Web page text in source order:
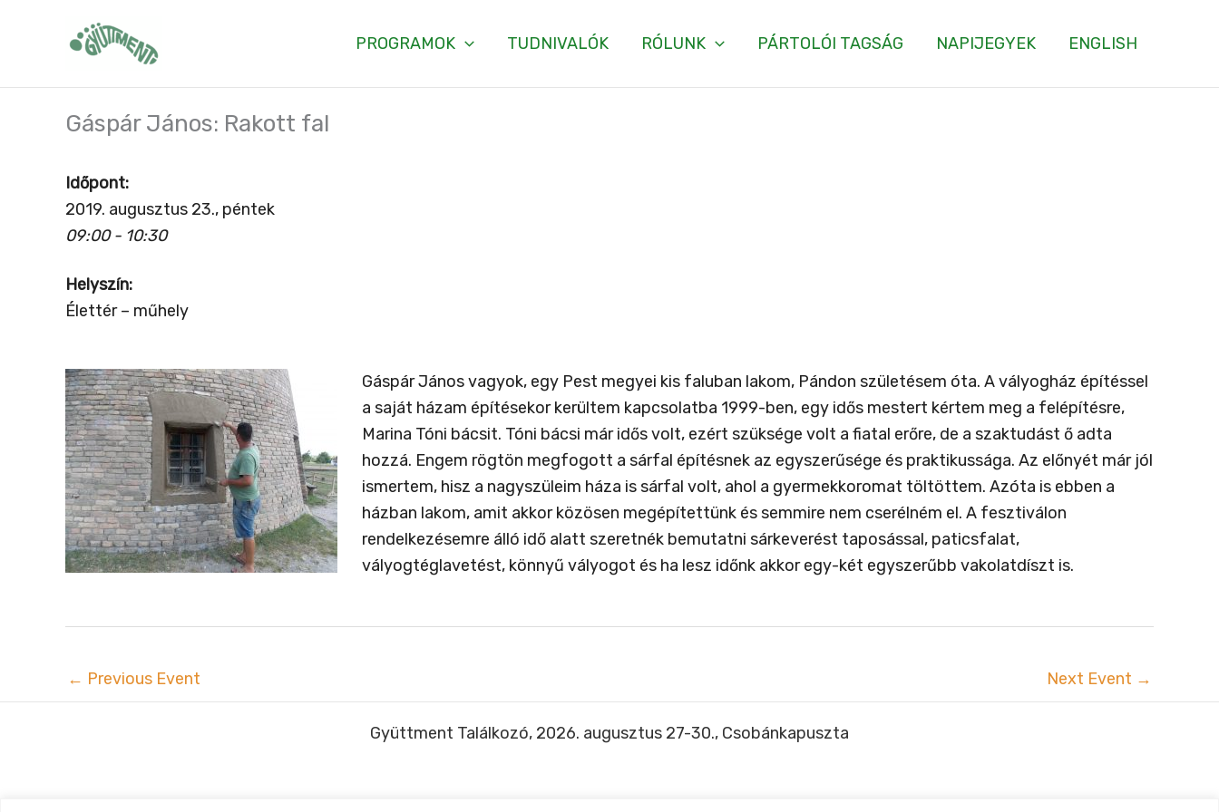
PROGRAMOK TUDNIVALÓK RÓLUNK PÁRTOLÓI TAGSÁG NAPIJEGYEK ENGLISH
Gáspár János: Rakott fal
Időpont:
2019. augusztus 23., péntek
09:00 - 10:30
Helyszín:
Élettér – műhely
Gáspár János vagyok, egy Pest megyei kis faluban lakom, Pándon születésem óta. A vályogház építéssel
a saját házam építésekor kerültem kapcsolatba 1999-ben, egy idős mestert kértem meg a felépítésre,
Marina Tóni bácsit. Tóni bácsi már idős volt, ezért szüksége volt a fiatal erőre, de a szaktudást ő adta
hozzá. Engem rögtön megfogott a sárfal építésnek az egyszerűsége és praktikussága. Az előnyét már jól
ismertem, hisz a nagyszüleim háza is sárfal volt, ahol a gyermekkoromat töltöttem. Azóta is ebben a
házban lakom, amit akkor közösen megépítettünk és semmire nem cserélném el. A fesztiválon
rendelkezésemre álló idő alatt szeretnék bemutatni sárkeverést taposással, paticsfalat,
vályogtéglavetést, könnyű vályogot és ha lesz időnk akkor egy-két egyszerűbb vakolatdíszt is.
← Previous Event Next Event →
Gyüttment Találkozó, 2026. augusztus 27-30., Csobánkapuszta